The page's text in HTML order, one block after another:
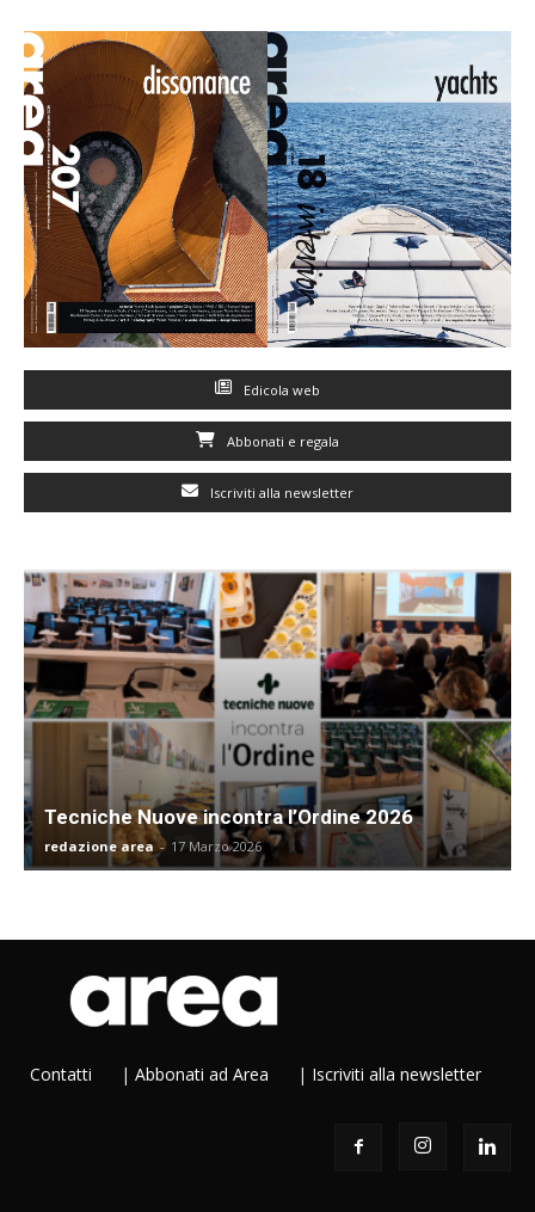
Edicola web
Abbonati e regala
Iscriviti alla newsletter
Tecniche Nuove incontra l’Ordine 2026
redazione area - 17 Marzo 2026
Contatti | Abbonati ad Area | Iscriviti alla newsletter